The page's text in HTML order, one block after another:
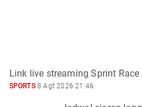
Link live streaming Sprint
SPORTS8 Agt 2026 21:46